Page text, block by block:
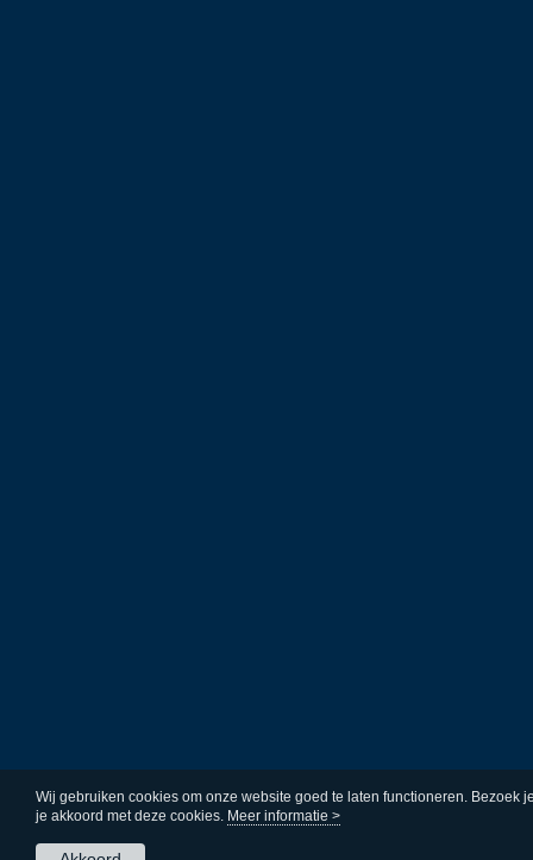
Wij gebruiken cookies om onze website goed te laten functioneren. Bezoek
je akkoord met deze cookies. Meer informatie >